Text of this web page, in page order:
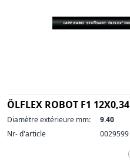
ÖLFLEX ROBOT F1 12X0,34
Diamètre extérieure mm:
9.40
Nr- d'article
0029599